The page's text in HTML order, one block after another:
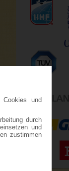
und
durch
und
zustimmen